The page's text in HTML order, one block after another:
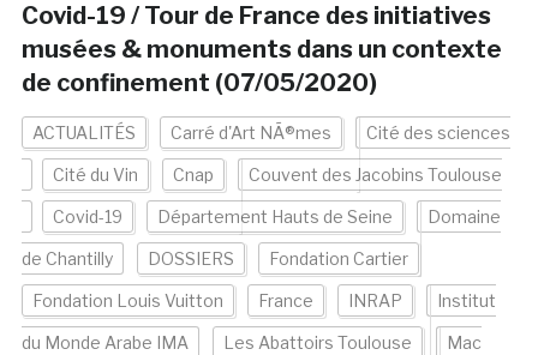
Covid-19 / Tour de France des initiatives
musées & monuments dans un contexte
de confinement (07/05/2020)
ACTUALITÉS Carré d'Art NÃ®mes Cité des sciences
Cité du Vin Cnap Couvent des Jacobins Toulouse
Covid-19 Département Hauts de Seine Domaine
de Chantilly DOSSIERS Fondation Cartier
Fondation Louis Vuitton France INRAP Institut
du Monde Arabe IMA Les Abattoirs Toulouse Mac